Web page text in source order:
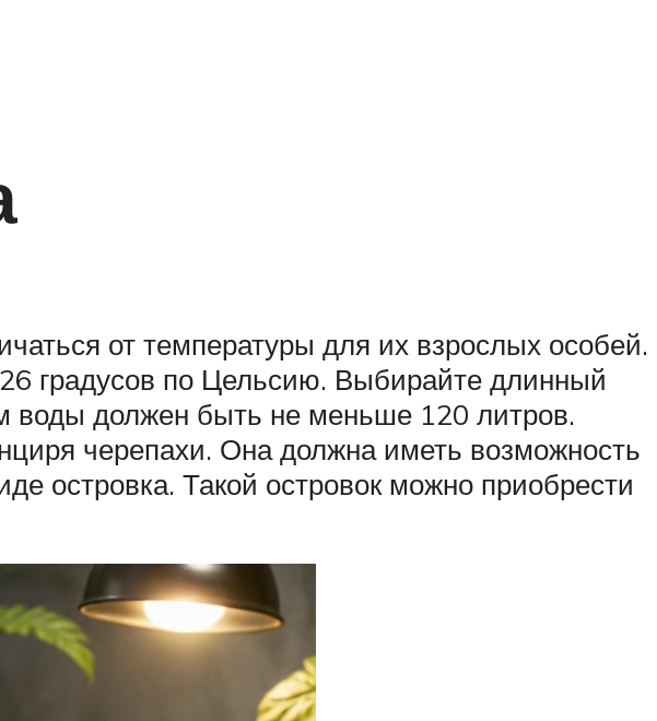
от температуры для их взрослых особей.
градусов по Цельсию. Выбирайте длинный
воды должен быть не меньше 120 литров.
черепахи. Она должна иметь возможность
островка. Такой островок можно приобрести